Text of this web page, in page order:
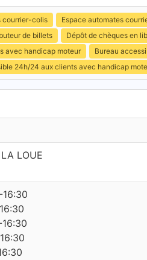
courrier-colis Espace automates
de billets Dépôt de chèques en
avec handicap moteur
Bureau
24h/24 aux clients avec handicap
LOUE